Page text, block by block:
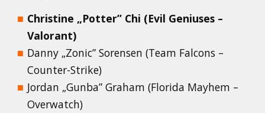
Christine „Potter” Chi (Evil Geniuses –
Valorant)
Danny „Zonic” Sorensen (Team Falcons –
Counter-Strike)
Jordan „Gunba” Graham (Florida Mayhem –
Overwatch)